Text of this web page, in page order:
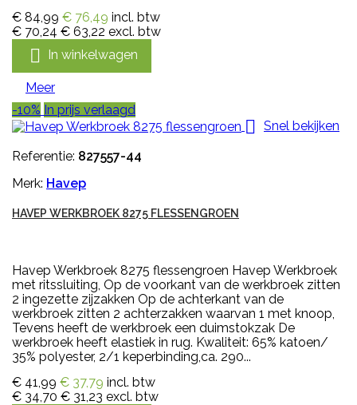
€ 84,99 € 76,49 incl. btw
€ 70,24 € 63,22 excl. btw
 In winkelwagen
Meer
-10% In prijs verlaagd
 Snel bekijken
Referentie: 827557-44
Merk: Havep
HAVEP WERKBROEK 8275 FLESSENGROEN
Havep Werkbroek 8275 flessengroen Havep Werkbroek
met ritssluiting, Op de voorkant van de werkbroek zitten
2 ingezette zijzakken Op de achterkant van de
werkbroek zitten 2 achterzakken waarvan 1 met knoop,
Tevens heeft de werkbroek een duimstokzak De
werkbroek heeft elastiek in rug. Kwaliteit: 65% katoen/
35% polyester, 2/1 keperbinding,ca. 290...
€ 41,99 € 37,79 incl. btw
€ 34,70 € 31,23 excl. btw